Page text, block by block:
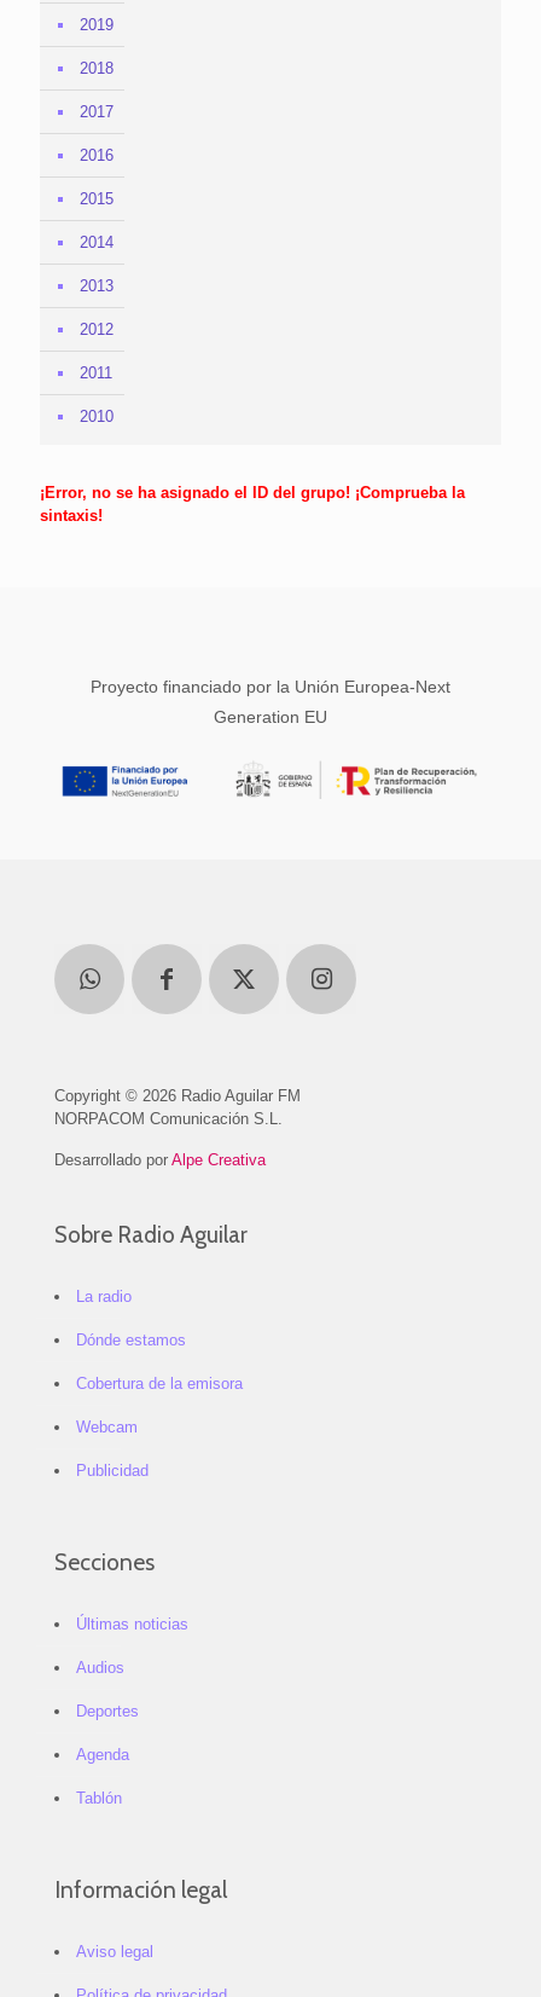
2019
2018
2017
2016
2015
2014
2013
2012
2011
2010
¡Error, no se ha asignado el ID del grupo! ¡Comprueba la
sintaxis!
Proyecto financiado por la Unión Europea-Next
Generation EU
Copyright © 2026 Radio Aguilar FM
NORPACOM Comunicación S.L.
Desarrollado por Alpe Creativa
Sobre Radio Aguilar
La radio
Dónde estamos
Cobertura de la emisora
Webcam
Publicidad
Secciones
Últimas noticias
Audios
Deportes
Agenda
Tablón
Información legal
Aviso legal